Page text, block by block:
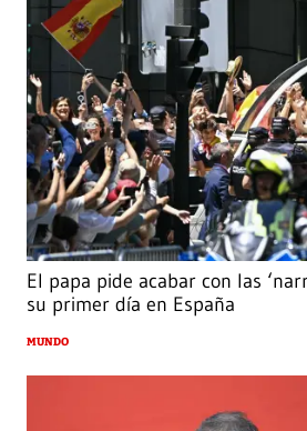
El papa pide acabar con las
su primer día en España
MUNDO